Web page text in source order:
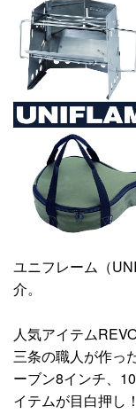
ユニフレーム（
介。
人気アイテム
三条の職人が作っ
ーブン8インチ、
イテムが目白押し！